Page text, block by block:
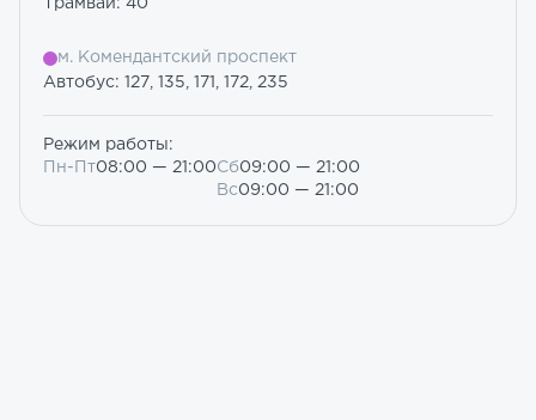
Трамвай: 40
м. Комендантский проспект
Автобус: 127, 135, 171, 172, 235
Режим работы:
Пн-Пт08:00 — 21:00Сб09:00 — 21:00
Вс09:00 — 21:00